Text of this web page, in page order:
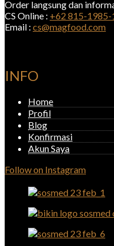
Order langsung dan
CS Online : +62 815-1985-
Email : cs@magfood.com
INFO
Home
Profil
Blog
Konfirmasi
Akun Saya
Follow on Instagram